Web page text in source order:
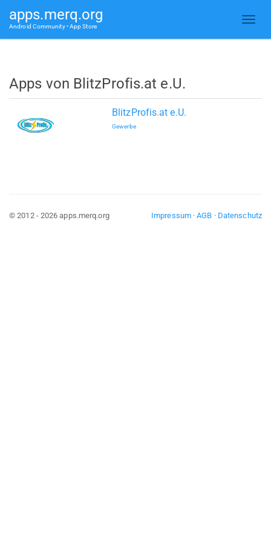
apps.merq.org
Android Community • App Store
Apps von BlitzProfis.at e.U.
BlitzProfis.at e.U.
Gewerbe
Impressum·AGB · Datenschutz
© 2012 - 2026 apps.merq.org